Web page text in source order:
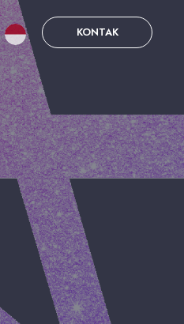
KONTAK